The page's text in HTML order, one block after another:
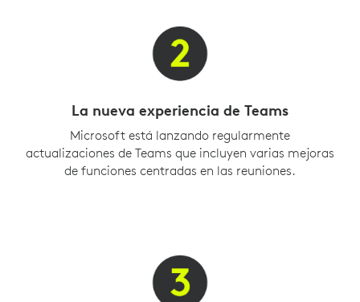
La nueva experiencia de Teams
Microsoft está lanzando regularmente
actualizaciones de Teams que incluyen varias mejoras
de funciones centradas en las reuniones.